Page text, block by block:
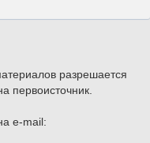
разрешается
первоисточник.
e-mail: